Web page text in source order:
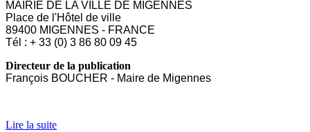
MAIRIE DE LA VILLE DE MIGENNES
Place de l'Hôtel de ville
89400 MIGENNES - FRANCE
Tél : + 33 (0) 3 86 80 09 45
Directeur de la publication
François BOUCHER - Maire de Migennes
Lire la suite